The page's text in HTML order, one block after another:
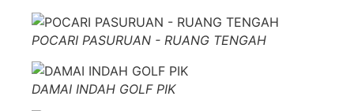
POCARI PASURUAN - RUANG TENGAH
DAMAI INDAH GOLF PIK